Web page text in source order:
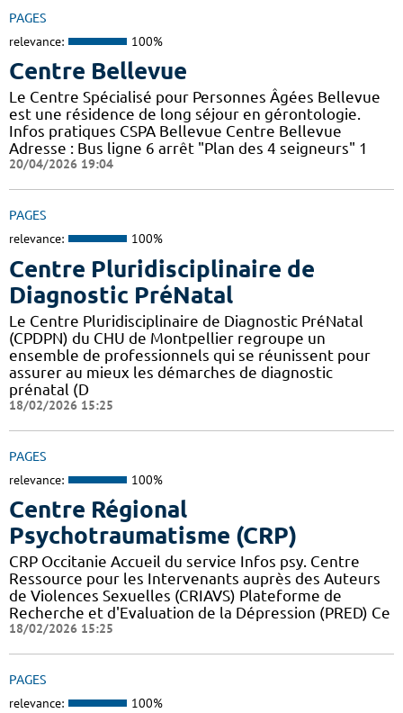
PAGES
relevance: 100%
Centre Bellevue
Le Centre Spécialisé pour Personnes Âgées Bellevue
est une résidence de long séjour en gérontologie.
Infos pratiques CSPA Bellevue Centre Bellevue
Adresse : Bus ligne 6 arrêt "Plan des 4 seigneurs" 1
20/04/2026 19:04
PAGES
relevance: 100%
Centre Pluridisciplinaire de
Diagnostic PréNatal
Le Centre Pluridisciplinaire de Diagnostic PréNatal
(CPDPN) du CHU de Montpellier regroupe un
ensemble de professionnels qui se réunissent pour
assurer au mieux les démarches de diagnostic
prénatal (D
18/02/2026 15:25
PAGES
relevance: 100%
Centre Régional
Psychotraumatisme (CRP)
CRP Occitanie Accueil du service Infos psy. Centre
Ressource pour les Intervenants auprès des Auteurs
de Violences Sexuelles (CRIAVS) Plateforme de
Recherche et d'Evaluation de la Dépression (PRED) Ce
18/02/2026 15:25
PAGES
relevance: 100%